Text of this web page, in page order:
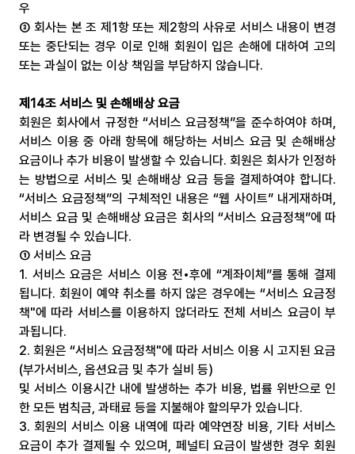
우
③ 회사는 본 조 제1항 또는 제2항의 사유로 서비스 내용이 변경
또는 중단되는 경우 이로 인해 회원이 입은 손해에 대하여 고의
또는 과실이 없는 이상 책임을 부담하지 않습니다.
제14조 서비스 및 손해배상 요금
회원은 회사에서 규정한 “서비스 요금정책”을 준수하여야 하며,
서비스 이용 중 아래 항목에 해당하는 서비스 요금 및 손해배상
요금이나 추가 비용이 발생할 수 있습니다. 회원은 회사가 인정하
는 방법으로 서비스 및 손해배상 요금 등을 결제하여야 합니다.
“서비스 요금정책”의 구체적인 내용은 “웹 사이트” 내게재하며,
서비스 요금 및 손해배상 요금은 회사의 “서비스 요금정책”에 따
라 변경될 수 있습니다.
① 서비스 요금
1. 서비스 요금은 서비스 이용 전•후에 “계좌이체”를 통해 결제
됩니다. 회원이 예약 취소를 하지 않은 경우에는 “서비스 요금정
책"에 따라 서비스를 이용하지 않더라도 전체 서비스 요금이 부
과됩니다.
2. 회원은 “서비스 요금정책"에 따라 서비스 이용 시 고지된 요금
(부가서비스, 옵션요금 및 추가 실비 등)
및 서비스 이용시간 내에 발생하는 추가 비용, 법률 위반으로 인
한 모든 범칙금, 과태료 등을 지불해야 할의무가 있습니다.
3. 회원의 서비스 이용 내역에 따라 예약연장 비용, 기타 서비스
요금이 추가 결제될 수 있으며, 페널티 요금이 발생한 경우 회원